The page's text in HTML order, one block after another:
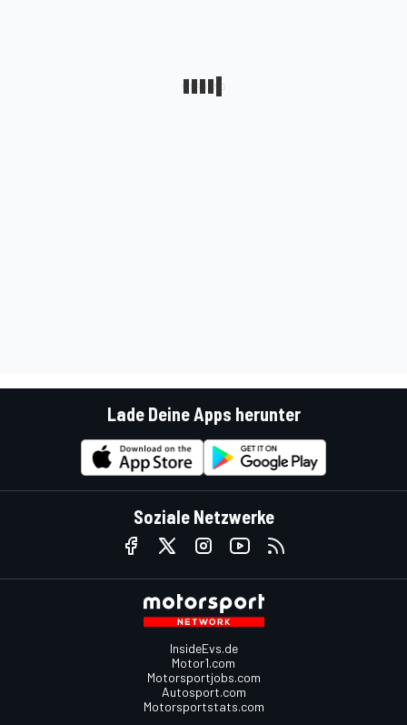
Lade Deine Apps herunter
Soziale Netzwerke
InsideEvs.de
Motor1.com
Motorsportjobs.com
Autosport.com
Motorsportstats.com